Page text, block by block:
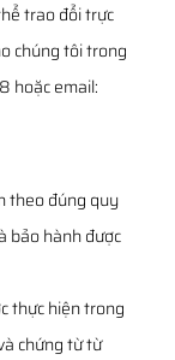
trao đổi trực
chúng tôi trong
hoặc email:
theo đúng quy
bảo hành được
thực hiện trong
chứng từ từ